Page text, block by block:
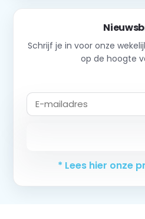
Schrijf je in voor onze
op de hoogte
* Lees hier onze